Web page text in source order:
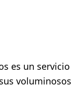
es un servicio
voluminosos